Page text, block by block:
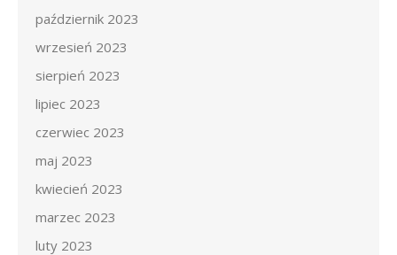
październik 2023
wrzesień 2023
sierpień 2023
lipiec 2023
czerwiec 2023
maj 2023
kwiecień 2023
marzec 2023
luty 2023